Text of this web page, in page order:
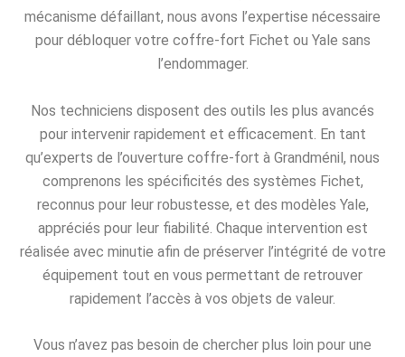
mécanisme défaillant, nous avons l’expertise nécessaire
pour débloquer votre coffre-fort Fichet ou Yale sans
l’endommager.
Nos techniciens disposent des outils les plus avancés
pour intervenir rapidement et efficacement. En tant
qu’experts de l’ouverture coffre-fort à Grandménil, nous
comprenons les spécificités des systèmes Fichet,
reconnus pour leur robustesse, et des modèles Yale,
appréciés pour leur fiabilité. Chaque intervention est
réalisée avec minutie afin de préserver l’intégrité de votre
équipement tout en vous permettant de retrouver
rapidement l’accès à vos objets de valeur.
Vous n’avez pas besoin de chercher plus loin pour une